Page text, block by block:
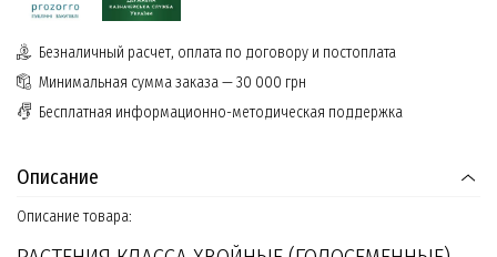
Безналичный расчет, оплата по договору и постоплата
Минимальная сумма заказа — 30 000 грн
Бесплатная информационно-методическая поддержка
Описание
Описание товара: